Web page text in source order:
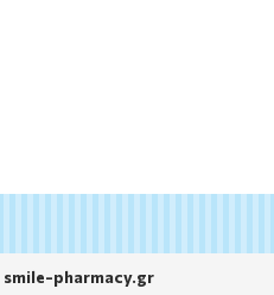
smile-pharmacy.gr